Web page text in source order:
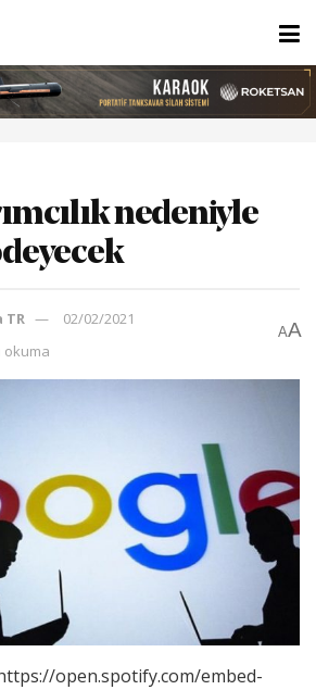
nedeniyle
TR
02/02/2021
okuma
AA
open.spotify.com/embed-